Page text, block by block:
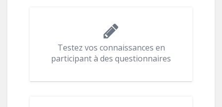
Testez vos connaissances en
participant à des questionnaires